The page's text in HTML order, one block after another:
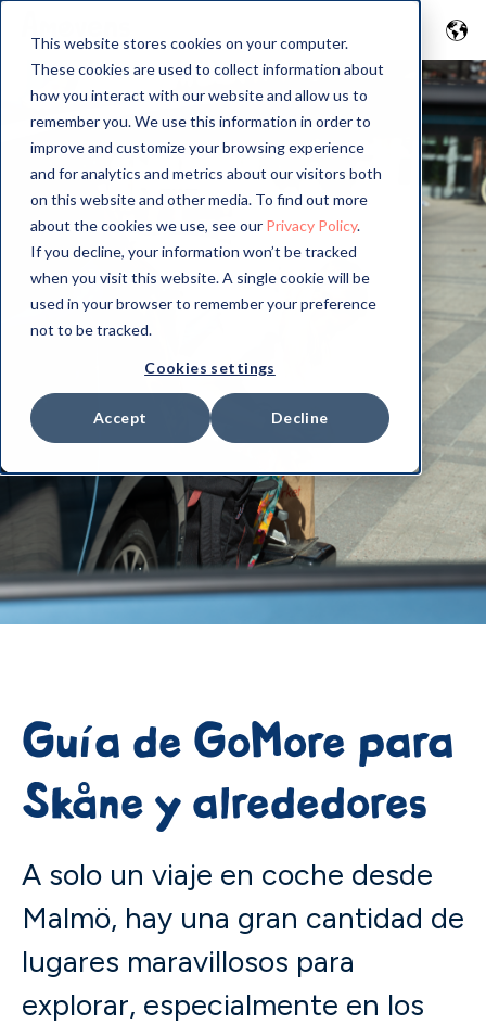
This website stores cookies on your computer.
These cookies are used to collect information about
how you interact with our website and allow us to
remember you. We use this information in order to
improve and customize your browsing experience
and for analytics and metrics about our visitors both
on this website and other media. To find out more
about the cookies we use, see our Privacy Policy.
If you decline, your information won’t be tracked
when you visit this website. A single cookie will be
used in your browser to remember your preference
not to be tracked.
Cookies settings
Accept Decline
Guía de GoMore para
Skåne y alrededores
A solo un viaje en coche desde
Malmö, hay una gran cantidad de
lugares maravillosos para
explorar, especialmente en los